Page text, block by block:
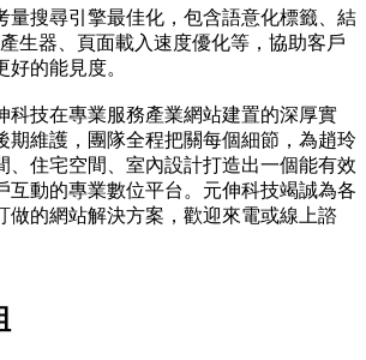
量搜尋引擎最佳化，包含語意化標籤、結
生器、頁面載入速度優化等，協助客戶
的能見度。
科技在專業服務產業網站建置的深厚實
期維護，團隊全程把關每個細節，為趙玲
、住宅空間、室內設計打造出一個能有效
互動的專業數位平台。元伸科技竭誠為各
做的網站解決方案，歡迎來電或線上諮